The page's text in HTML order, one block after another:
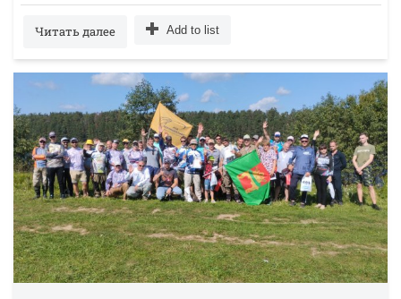
Читать далее Add to list